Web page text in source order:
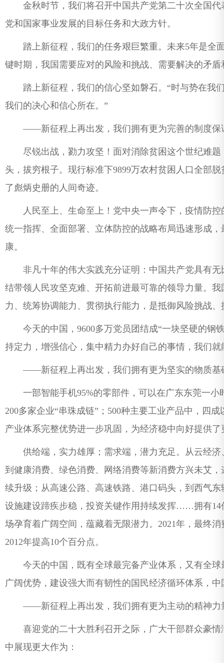
金秋时节，我们将召开中国共产党第二十次全国代
党和国家事业发展的目标任务和大政方针。
踏上新征程，我们的任务艰巨繁重。未来5年是全
键时期，我国需要应对的风险和挑战、需要解决的矛
踏上新征程，我们的信心坚如磐石。“时与势在我
我们的决心和信心所在。”
——新征程上再出发，我们拥有更为完善的制度保
尽锐出战，勠力攻坚！面对消除贫困这个世纪难题
头，拔穷根子。现行标准下9899万农村贫困人口全部
了彪炳史册的人间奇迹。
人民至上、生命至上！党中央一声令下，疫情防控
统一指挥、全面部署、立体防控的战略布局迅速形成
康。
非凡十年的伟大实践充分证明：中国共产党具有无
结带领人民攻坚克难、开拓前进最可靠的领导力量。
力、统筹协调能力、贯彻执行能力，是抵御风险挑战
今天的中国，9600多万党员团结成“一块坚硬的钢
持定力，增强信心，集中精力办好自己的事情，我们
——新征程上再出发，我们拥有更为坚实的物质基
一部智能手机95%的零部件，可以在广东东莞一小
200多家企业“串珠成链”；500种主要工业产品中，四
产业体系完整优势进一步巩固，为经济稳中向好提供
供给端，实力雄厚；需求端，潜力充足。从云经济
到健康消费、绿色消费、网络消费等新消费方兴未艾
续升级；从高速公路、高速铁路、港口码头，到西气
设施建设蹄疾步稳，投资关键作用持续发挥……拥有14
场孕育着广阔空间，蕴藏着无限潜力。2021年，最终
2012年提高10个百分点。
今天的中国，既有全球最完备产业体系，又有全球
广阔优势，建设强大而有韧性的国民经济循环体系，
——新征程上再出发，我们拥有更为主动的精神力
喜迎党的二十大胜利召开之际，广大干部群众豪情
中展现更大作为：